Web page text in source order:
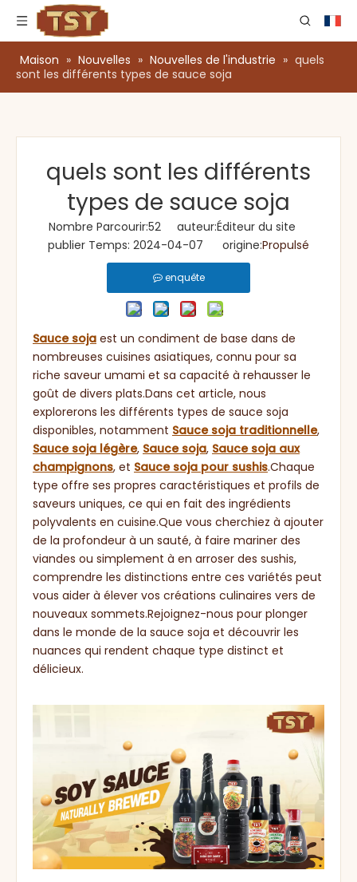
Maison » Nouvelles » Nouvelles de l'industrie » quels
sont les différents types de sauce soja
quels sont les différents
types de sauce soja
Nombre Parcourir:52 auteur:Éditeur du site
publier Temps: 2024-04-07 origine:Propulsé
enquête
Sauce soja est un condiment de base dans de
nombreuses cuisines asiatiques, connu pour sa
riche saveur umami et sa capacité à rehausser le
goût de divers plats.Dans cet article, nous
explorerons les différents types de sauce soja
disponibles, notamment Sauce soja traditionnelle,
Sauce soja légère, Sauce soja, Sauce soja aux
champignons, et Sauce soja pour sushis.Chaque
type offre ses propres caractéristiques et profils de
saveurs uniques, ce qui en fait des ingrédients
polyvalents en cuisine.Que vous cherchiez à ajouter
de la profondeur à un sauté, à faire mariner des
viandes ou simplement à en arroser des sushis,
comprendre les distinctions entre ces variétés peut
vous aider à élever vos créations culinaires vers de
nouveaux sommets.Rejoignez-nous pour plonger
dans le monde de la sauce soja et découvrir les
nuances qui rendent chaque type distinct et
délicieux.